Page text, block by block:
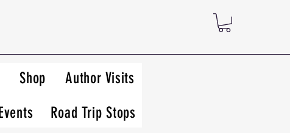
Shop
Author Visits
Road Trip Stops